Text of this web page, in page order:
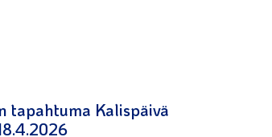
tapahtuma Kalispäivä